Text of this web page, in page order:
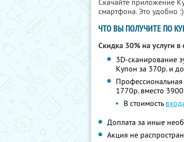
Скачайте приложение
смартфона. Это удобно :)
ЧТО ВЫ ПОЛУЧИТЕ ПО
Скидка 30% на услуги
3D-сканирование
Купон за 370р. и
Профессиональная
1770р. вместо
В стоимость
Доплата за иные
Акция не